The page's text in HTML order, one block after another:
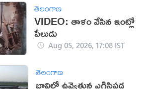
తెలంగాణ
VIDEO: తాళం వేసిన ఇంట్లో
పేలుడు
Aug 05, 2026, 17:08 IST
తెలంగాణ
బావిలో ఉవ్వెత్తున ఎగిసిపడ్డ